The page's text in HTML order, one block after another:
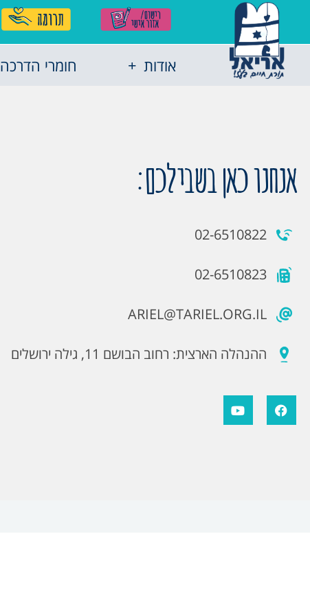
אודות חומרי הדרכה
אנחנו כאן בשבילכם:
02-6510822
02-6510823
ARIEL@TARIEL.ORG.IL
ההנהלה הארצית: רחוב הבושם 11, גילה ירושלים